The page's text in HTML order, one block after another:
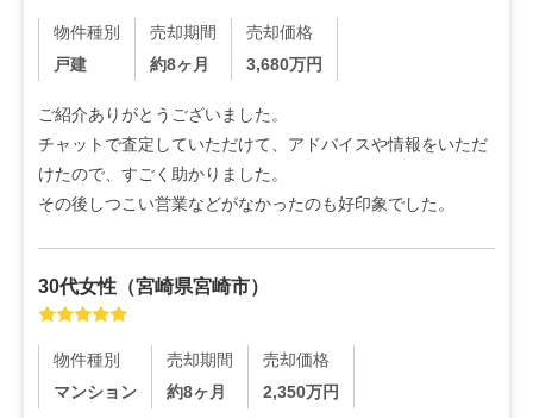
物件種別
戸建
売却期間
約8ヶ月
売却価格
3,680万円
ご紹介ありがとうございました。
チャットで査定していただけて、アドバイスや情報をいただ
けたので、すごく助かりました。
その後しつこい営業などがなかったのも好印象でした。
30代女性 （宮崎県宮崎市）
物件種別
マンション
売却期間
約8ヶ月
売却価格
2,350万円